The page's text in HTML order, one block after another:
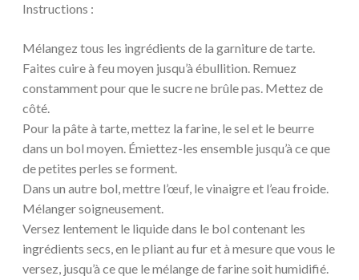
Instructions :
Mélangez tous les ingrédients de la garniture de tarte.
Faites cuire à feu moyen jusqu’à ébullition. Remuez
constamment pour que le sucre ne brûle pas. Mettez de
côté.
Pour la pâte à tarte, mettez la farine, le sel et le beurre
dans un bol moyen. Émiettez-les ensemble jusqu’à ce que
de petites perles se forment.
Dans un autre bol, mettre l’œuf, le vinaigre et l’eau froide.
Mélanger soigneusement.
Versez lentement le liquide dans le bol contenant les
ingrédients secs, en le pliant au fur et à mesure que vous le
versez, jusqu’à ce que le mélange de farine soit humidifié.